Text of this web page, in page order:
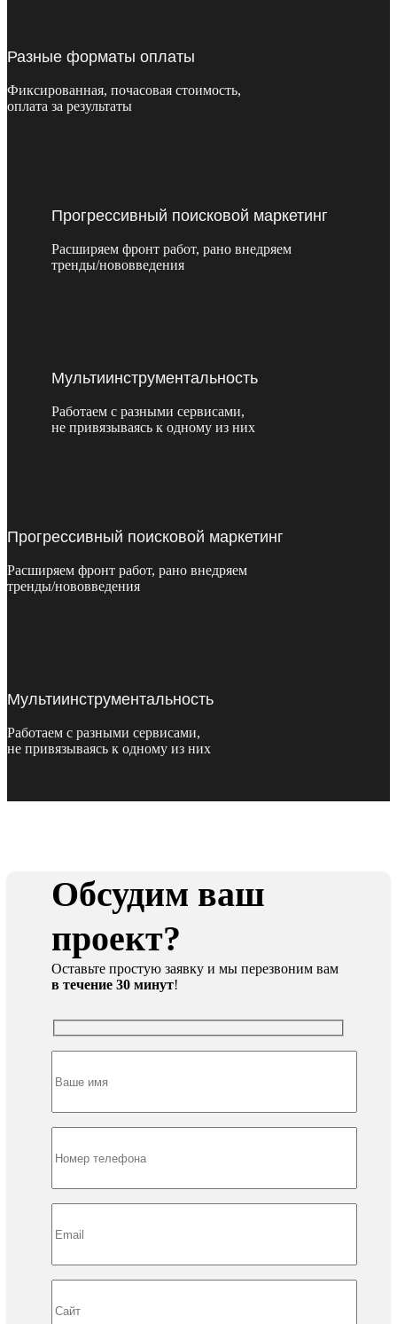
Разные форматы оплаты
Фиксированная, почасовая стоимость,
оплата за результаты
Прогрессивный поисковой маркетинг
Расширяем фронт работ, рано внедряем
тренды/нововведения
Мультиинструментальность
Работаем с разными сервисами,
не привязываясь к одному из них
Прогрессивный поисковой маркетинг
Расширяем фронт работ, рано внедряем
тренды/нововведения
Мультиинструментальность
Работаем с разными сервисами,
не привязываясь к одному из них
Обсудим ваш
проект?
Оставьте простую заявку и мы перезвоним вам
в течение 30 минут!